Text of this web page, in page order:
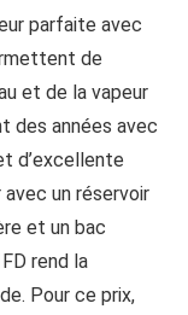
parfaite avec
de
et de la vapeur
des années avec
d’excellente
un réservoir
et un bac
rend la
Pour ce prix,